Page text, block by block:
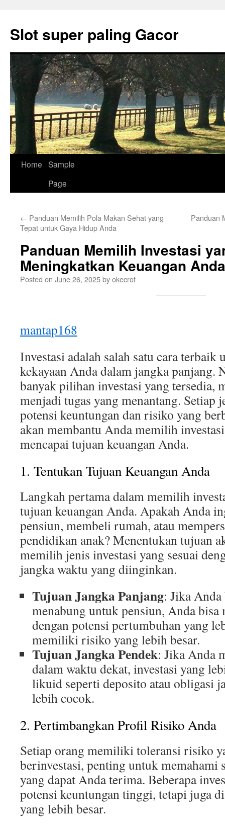
content
Slot super paling Gacor
Home Sample
Page
← Panduan Memilih Pola Makan Sehat yang
Tepat untuk Gaya Hidup Anda
Panduan
Panduan Memilih Investasi
Meningkatkan Keuangan Anda
Posted on June 26, 2025byokecrot
mantap168
Investasi adalah salah satu cara
kekayaan Anda dalam jangka panjang.
banyak pilihan investasi yang tersedia,
menjadi tugas yang menantang.
potensi keuntungan dan risiko yang
akan membantu Anda memilih
mencapai tujuan keuangan Anda.
1. Tentukan Tujuan Keuangan Anda
Langkah pertama dalam memilih
tujuan keuangan Anda. Apakah Anda
pensiun, membeli rumah, atau
pendidikan anak? Menentukan tujuan
memilih jenis investasi yang sesuai
jangka waktu yang diinginkan.
Tujuan Jangka Panjang: Jika
menabung untuk pensiun, Anda
dengan potensi pertumbuhan yang
memiliki risiko yang lebih besar.
Tujuan Jangka Pendek: Jika Anda
dalam waktu dekat, investasi yang
likuid seperti deposito atau obligasi
lebih cocok.
2. Pertimbangkan Profil Risiko Anda
Setiap orang memiliki toleransi risiko
berinvestasi, penting untuk memahami
yang dapat Anda terima. Beberapa
potensi keuntungan tinggi, tetapi juga
yang lebih besar.